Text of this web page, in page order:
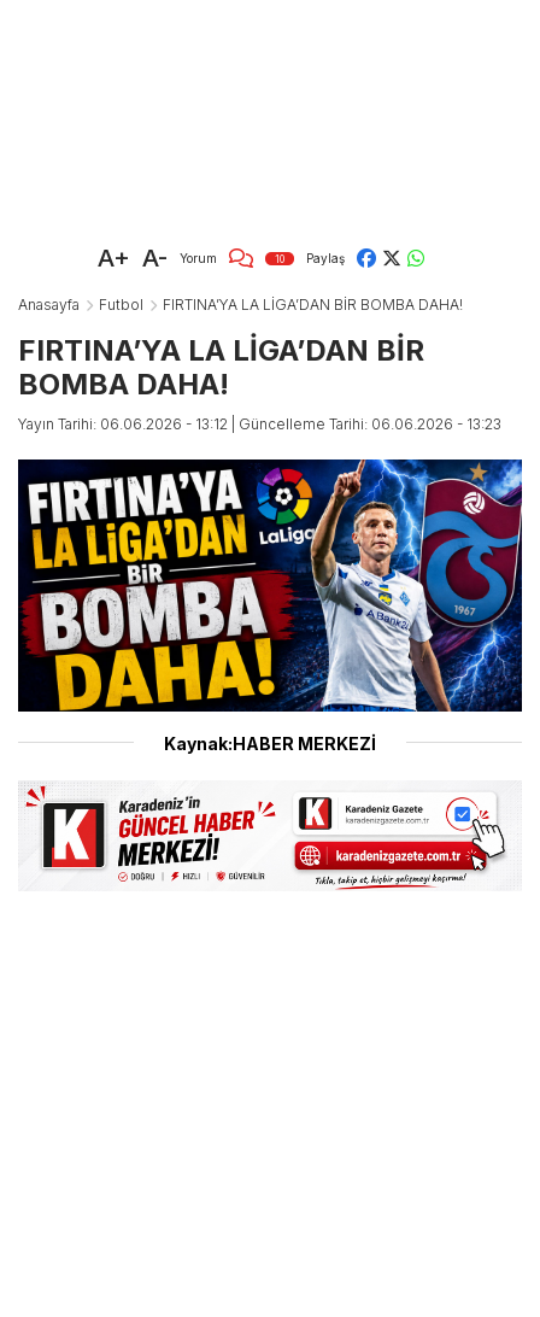
A+ A- Yorum 10 Paylaş
Anasayfa Futbol FIRTINA’YA LA LİGA’DAN BİR BOMBA DAHA!
FIRTINA’YA LA LİGA’DAN BİR
BOMBA DAHA!
Yayın Tarihi: 06.06.2026 - 13:12 | Güncelleme Tarihi: 06.06.2026 - 13:23
Kaynak:HABER MERKEZİ